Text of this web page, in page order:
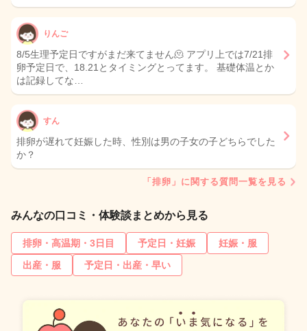
りんご
8/5生理予定日ですがまだ来てません🫠 アプリ上では7/21排
卵予定日で、18.21とタイミングとってます。 基礎体温とか
は記録してな…
すん
排卵が遅れて妊娠した時、性別は男の子女の子どちらでした
か？
「排卵」に関する質問一覧を見る
みんなの口コミ・体験談まとめから見る
排卵・高温期・3日目 予定日・妊娠
妊娠・服
出産・服
予定日・出産・早い